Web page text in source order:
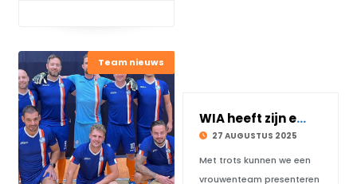
WIA heeft zijn eerste vrouwenteam!!!
27 AUGUSTUS 2025
Met trots kunnen we een
vrouwenteam presenteren
Team nieuws